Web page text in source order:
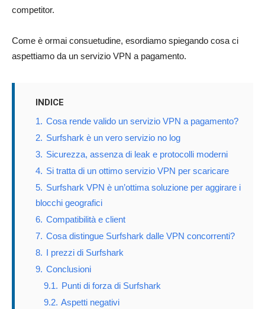
competitor.
Come è ormai consuetudine, esordiamo spiegando cosa ci
aspettiamo da un servizio VPN a pagamento.
INDICE
1. Cosa rende valido un servizio VPN a pagamento?
2. Surfshark è un vero servizio no log
3. Sicurezza, assenza di leak e protocolli moderni
4. Si tratta di un ottimo servizio VPN per scaricare
5. Surfshark VPN è un’ottima soluzione per aggirare i
blocchi geografici
6. Compatibilità e client
7. Cosa distingue Surfshark dalle VPN concorrenti?
8. I prezzi di Surfshark
9. Conclusioni
9.1. Punti di forza di Surfshark
9.2. Aspetti negativi